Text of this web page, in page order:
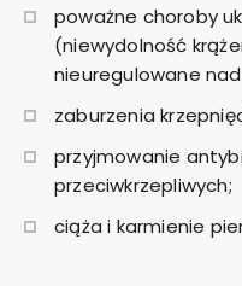
poważne choroby
(niewydolność
nieuregulowane
zaburzenia
przyjmowanie
przeciwkrzepliwych;
ciąża i karmienie